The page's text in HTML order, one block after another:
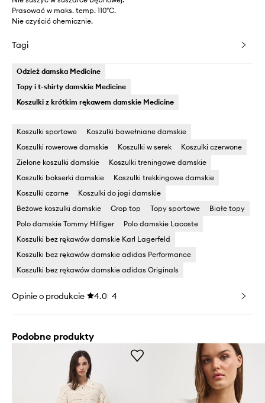
Prasować w maks. temp. 110°C.
Nie czyścić chemicznie.
Tagi
Odzież damska Medicine
Topy i t-shirty damskie Medicine
Koszulki z krótkim rękawem damskie Medicine
Koszulki sportowe
Koszulki bawełniane damskie
Koszulki rowerowe damskie
Koszulki w serek
Koszulki czerwone
Zielone koszulki damskie
Koszulki treningowe damskie
Koszulki bokserki damskie
Koszulki trekkingowe damskie
Koszulki czarne
Koszulki do jogi damskie
Beżowe koszulki damskie
Crop top Topy sportowe
Białe topy
Polo damskie Tommy Hilfiger
Polo damskie Lacoste
Koszulki bez rękawów damskie Karl Lagerfeld
Koszulki bez rękawów damskie adidas Performance
Koszulki bez rękawów damskie adidas Originals
Opinie o produkcie 4.0 4
Podobne produkty